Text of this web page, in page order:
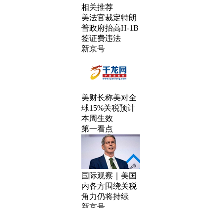
相关推荐
美法官裁定特朗
普政府抬高H-1B
签证费违法
新京号
美财长称美对全
球15%关税预计
本周生效
第一看点
国际观察｜美国
内各方围绕关税
角力仍将持续